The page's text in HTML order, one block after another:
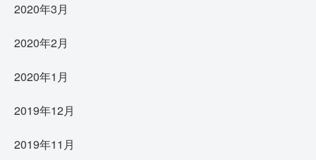
2020年3月
2020年2月
2020年1月
2019年12月
2019年11月